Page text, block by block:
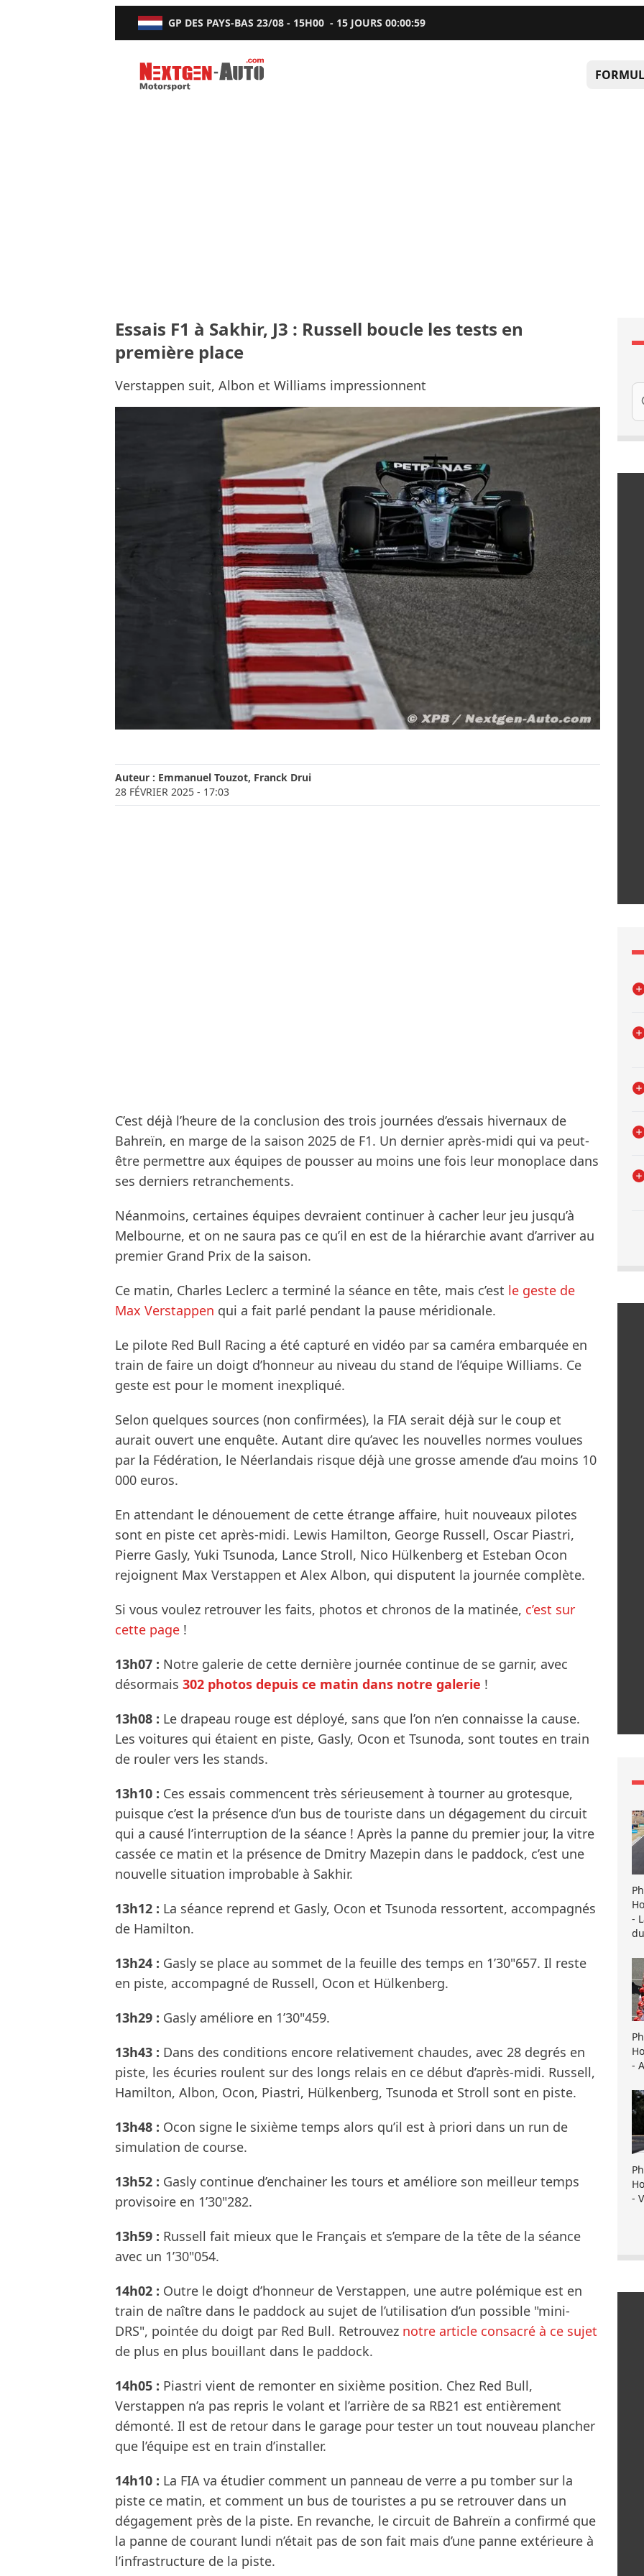
GP DES PAYS-BAS 23/08 - 15H00 - 15 JOURS00:00:58
Nextgen-Auto.com
Essais F1 à Sakhir, J3 : Russell boucle les tests en
première place
Verstappen suit, Albon et Williams impressionnent
Auteur : Emmanuel Touzot, Franck Drui
28 FÉVRIER 2025 - 17:03
C’est déjà l’heure de la conclusion des trois journées d’essais hivernaux de
Bahreïn, en marge de la saison 2025 de F1. Un dernier après-midi qui va peut-
être permettre aux équipes de pousser au moins une fois leur monoplace dans
ses derniers retranchements.
Néanmoins, certaines équipes devraient continuer à cacher leur jeu jusqu’à
Melbourne, et on ne saura pas ce qu’il en est de la hiérarchie avant d’arriver au
premier Grand Prix de la saison.
Ce matin, Charles Leclerc a terminé la séance en tête, mais c’est le geste de
Max Verstappen qui a fait parlé pendant la pause méridionale.
Le pilote Red Bull Racing a été capturé en vidéo par sa caméra embarquée en
train de faire un doigt d’honneur au niveau du stand de l’équipe Williams. Ce
geste est pour le moment inexpliqué.
Selon quelques sources (non confirmées), la FIA serait déjà sur le coup et
aurait ouvert une enquête. Autant dire qu’avec les nouvelles normes voulues
par la Fédération, le Néerlandais risque déjà une grosse amende d’au moins 10
000 euros.
En attendant le dénouement de cette étrange affaire, huit nouveaux pilotes
sont en piste cet après-midi. Lewis Hamilton, George Russell, Oscar Piastri,
Pierre Gasly, Yuki Tsunoda, Lance Stroll, Nico Hülkenberg et Esteban Ocon
rejoignent Max Verstappen et Alex Albon, qui disputent la journée complète.
Si vous voulez retrouver les faits, photos et chronos de la matinée, c’est sur
cette page !
13h07 : Notre galerie de cette dernière journée continue de se garnir, avec
désormais 302 photos depuis ce matin dans notre galerie !
13h08 : Le drapeau rouge est déployé, sans que l’on n’en connaisse la cause.
Les voitures qui étaient en piste, Gasly, Ocon et Tsunoda, sont toutes en train
de rouler vers les stands.
13h10 : Ces essais commencent très sérieusement à tourner au grotesque,
puisque c’est la présence d’un bus de touriste dans un dégagement du circuit
qui a causé l’interruption de la séance ! Après la panne du premier jour, la vitre
cassée ce matin et la présence de Dmitry Mazepin dans le paddock, c’est une
nouvelle situation improbable à Sakhir.
13h12 : La séance reprend et Gasly, Ocon et Tsunoda ressortent, accompagnés
de Hamilton.
13h24 : Gasly se place au sommet de la feuille des temps en 1’30"657. Il reste
en piste, accompagné de Russell, Ocon et Hülkenberg.
13h29 : Gasly améliore en 1’30"459.
13h43 : Dans des conditions encore relativement chaudes, avec 28 degrés en
piste, les écuries roulent sur des longs relais en ce début d’après-midi. Russell,
Hamilton, Albon, Ocon, Piastri, Hülkenberg, Tsunoda et Stroll sont en piste.
13h48 : Ocon signe le sixième temps alors qu’il est à priori dans un run de
simulation de course.
13h52 : Gasly continue d’enchainer les tours et améliore son meilleur temps
provisoire en 1’30"282.
13h59 : Russell fait mieux que le Français et s’empare de la tête de la séance
avec un 1’30"054.
14h02 : Outre le doigt d’honneur de Verstappen, une autre polémique est en
train de naître dans le paddock au sujet de l’utilisation d’un possible "mini-
DRS", pointée du doigt par Red Bull. Retrouvez notre article consacré à ce sujet
de plus en plus bouillant dans le paddock.
14h05 : Piastri vient de remonter en sixième position. Chez Red Bull,
Verstappen n’a pas repris le volant et l’arrière de sa RB21 est entièrement
démonté. Il est de retour dans le garage pour tester un tout nouveau plancher
que l’équipe est en train d’installer.
14h10 : La FIA va étudier comment un panneau de verre a pu tomber sur la
piste ce matin, et comment un bus de touristes a pu se retrouver dans un
dégagement près de la piste. En revanche, le circuit de Bahreïn a confirmé que
la panne de courant lundi n’était pas de son fait mais d’une panne extérieure à
l’infrastructure de la piste.
-
-
-